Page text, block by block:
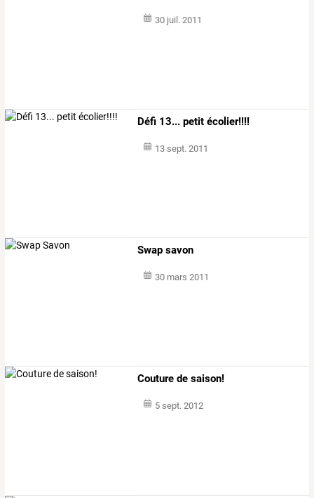
30 juil. 2011
Défi 13... petit écolier!!!!
13 sept. 2011
Swap savon
30 mars 2011
Couture de saison!
5 sept. 2012